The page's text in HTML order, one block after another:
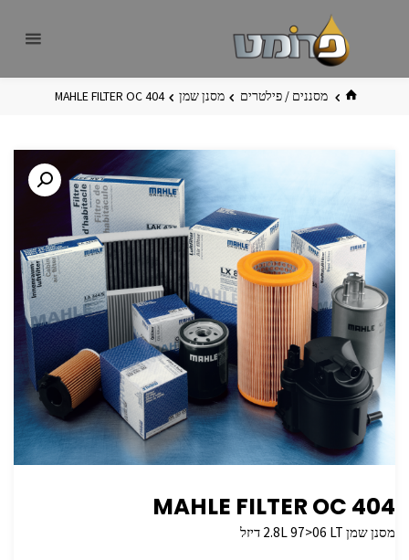
בית מסננים / פילטרים מסנן שמן MAHLE FILTER OC 404
MAHLE FILTER OC 404
מסנן שמן 2.8L 97>06 LT דיזל